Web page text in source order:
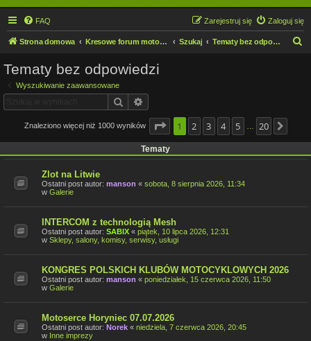
FAQ Zaloguj się
Zarejestruj się
Strona domowa Kresowe forum motocyklowe Szukaj Tematy bez odpowiedzi
Tematy bez odpowiedzi
Wyszukiwanie zaawansowane
Szukaj
Znaleziono więcej niż 1000 wyników Strona1 z20
1 2 3 4 5 20
Tematy
Zlot na Litwie
Ostatni post autor: manson « sobota, 8 sierpnia 2026, 11:34
w Galerie
INTERCOM z technologią Mesh
Ostatni post autor: SABIX « piątek, 10 lipca 2026, 12:31
w Sklepy, salony, komisy, serwisy, usługi
KONGRES POLSKICH KLUBÓW MOTOCYKLOWYCH 2026
Ostatni post autor: manson « poniedziałek, 15 czerwca 2026, 11:50
w Galerie
Motoserce Horyniec 07.07.2026
Ostatni post autor: Norek « niedziela, 7 czerwca 2026, 20:45
w Inne imprezy